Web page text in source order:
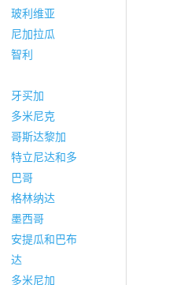
玻利维亚
尼加拉瓜
智利
牙买加
多米尼克
哥斯达黎加
特立尼达和多
巴哥
格林纳达
墨西哥
安提瓜和巴布
达
多米尼加